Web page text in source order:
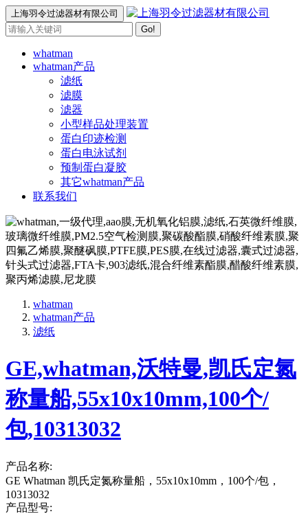
上海羽令过滤器材有限公司
Go!
whatman
whatman产品
滤纸
滤膜
滤器
小型样品处理装置
蛋白印迹检测
蛋白电泳试剂
预制蛋白凝胶
其它whatman产品
联系我们
whatman
whatman产品
滤纸
GE,whatman,沃特曼,凯氏定氮
称量船,55x10x10mm,100个/
包,10313032
产品名称:
GE Whatman 凯氏定氮称量船，55x10x10mm，100个/包，
10313032
产品型号: